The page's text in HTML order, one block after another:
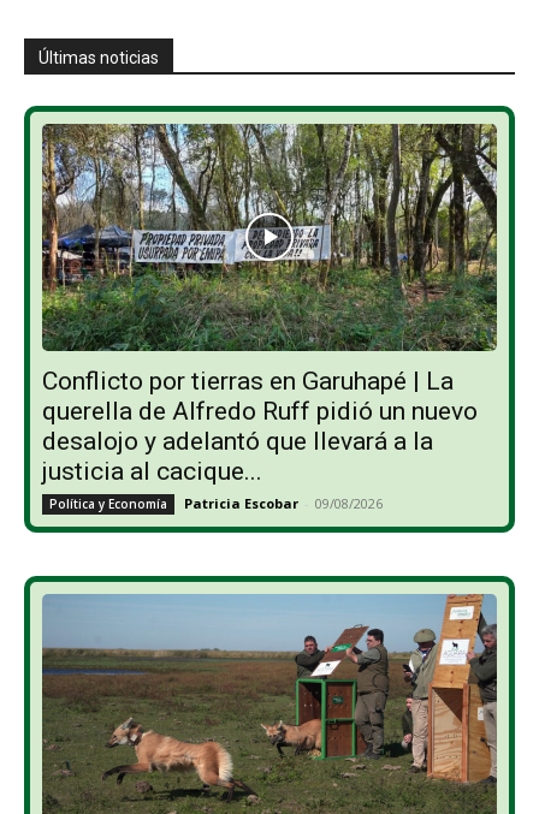
Últimas noticias
Conflicto por tierras en Garuhapé | La
querella de Alfredo Ruff pidió un nuevo
desalojo y adelantó que llevará a la
justicia al cacique...
Política y Economía Patricia Escobar - 09/08/2026